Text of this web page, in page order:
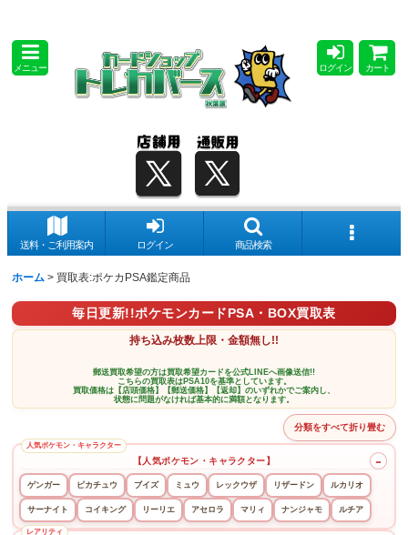
メニュー ログイン カート
送料・ご利用案内 ログイン 商品検索
ホーム > 買取表:ポケカPSA鑑定商品
毎日更新!!ポケモンカードPSA・BOX買取表
持ち込み枚数上限・金額無し!!
郵送買取希望の方は買取希望カードを公式LINEへ画像送信!!
こちらの買取表はPSA10を基準としています。
買取価格は【店頭価格】【郵送価格】【返却】のいずれかでご案内し、
状態に問題がなければ基本的に満額となります。
分類をすべて折り畳む
【人気ポケモン・キャラクター】 −
ゲンガー ピカチュウ ブイズ ミュウ レックウザ リザードン ルカリオ
サーナイト コイキング リーリエ アセロラ マリィ ナンジャモ ルチア